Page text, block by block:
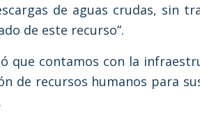
de aguas crudas, sin
de este recurso”.
que contamos con la
de recursos humanos para